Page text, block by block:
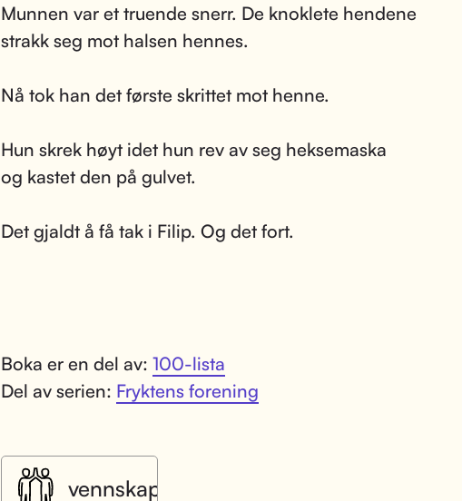
Munnen var et truende snerr. De knoklete hendene
strakk seg mot halsen hennes.
Nå tok han det første skrittet mot henne.
Hun skrek høyt idet hun rev av seg heksemaska
og kastet den på gulvet.
Det gjaldt å få tak i Filip. Og det fort.
Boka er en del av: 100-lista
Del av serien: Fryktens forening
vennskap